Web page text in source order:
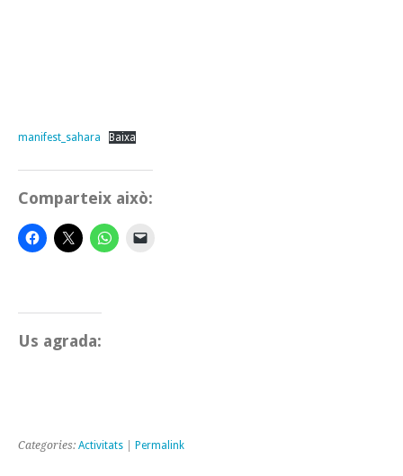
manifest_sahara Baixa
Comparteix això:
Us agrada:
Categories: Activitats Permalink